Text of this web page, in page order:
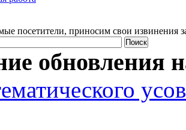
посетители, приносим свои извинения
обновления